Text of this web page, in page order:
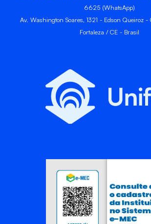
6625 (WhatsApp)
Av. Washington Soares, 1321 - Edson Queiroz
Fortaleza / CE - Brasil